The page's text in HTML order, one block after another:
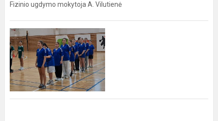
Fizinio ugdymo mokytoja A. Vilutienė